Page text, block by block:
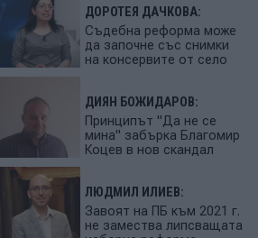
ДОРОТЕЯ ДАЧКОВА:
Съдебна реформа може
да започне със снимки
на консервите от село
ДИЯН БОЖИДАРОВ:
Принципът "Да не се
мина" забърка Благомир
Коцев в нов скандал
ЛЮДМИЛ ИЛИЕВ:
Завоят на ПБ към 2021 г.
не замества липсващата